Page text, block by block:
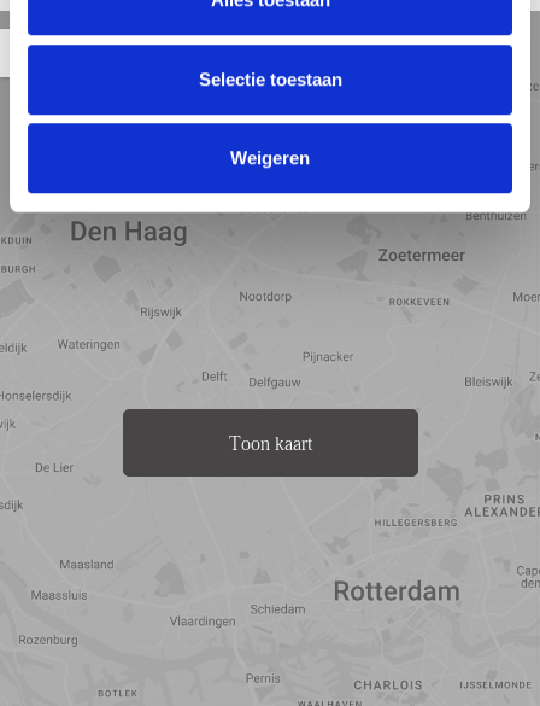
Selectie toestaan
Weigeren
Straat
Satelliet
Kaart
5 min 10 min 15 min
Toon kaart